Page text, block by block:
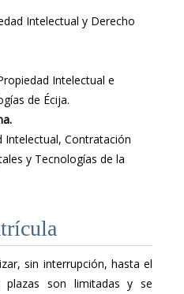
Intelectual y Derecho
Intelectual e
de Écija.
Intelectual, Contratación
y Tecnologías de la
sin interrupción, hasta el
plazas son limitadas y se